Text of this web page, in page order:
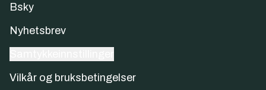
Bsky
Nyhetsbrev
Vilkår og bruksbetingelser